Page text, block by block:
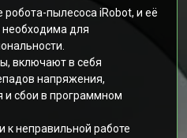
пылесоса iRobot, и её
для
включают в себя
напряжения,
и сбои в программном
к неправильной работе